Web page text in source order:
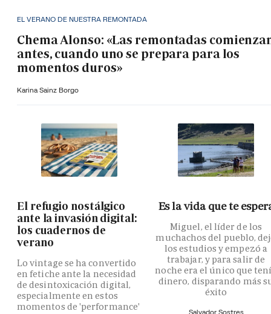
EL VERANO DE NUESTRA REMONTADA
Chema Alonso: «Las remontadas
antes, cuando uno se prepara para los
momentos duros»
Karina Sainz Borgo
El refugio nostálgico
ante la invasión digital:
los cuadernos de
verano
Lo vintage se ha convertido
en fetiche ante la necesidad
de desintoxicación digital,
especialmente en estos
momentos de 'performance'
Es la vida que te
Miguel, el líder de los
muchachos del pueblo,
los estudios y empezó a
trabajar, y para salir de
noche era el único que
dinero, disparando más
éxito
Salvador Sostres